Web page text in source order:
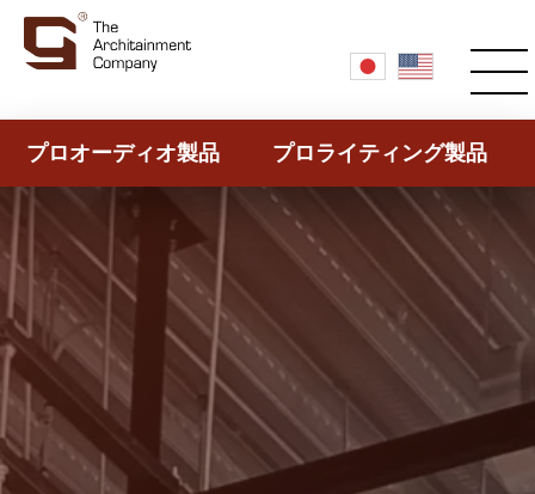
プロオーディオ製品 プロライティング製品